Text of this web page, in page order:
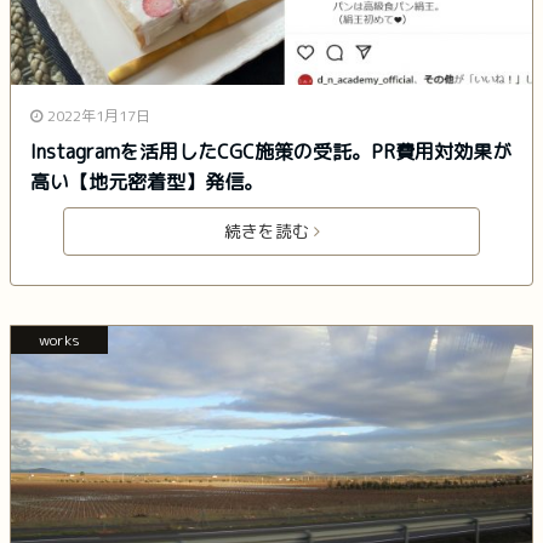
2022年1月17日
Instagramを活用したCGC施策の受託。PR費用対効果が
高い【地元密着型】発信。
続きを読む
works